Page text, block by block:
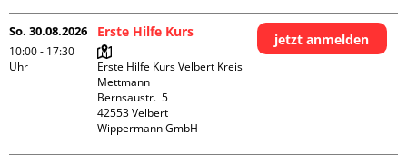
So. 30.08.2026
10:00 - 17:30
Uhr
Erste Hilfe Kurs
Erste Hilfe Kurs Velbert Kreis
Mettmann
Bernsaustr.  5
42553 Velbert
Wippermann GmbH
jetzt anmelden